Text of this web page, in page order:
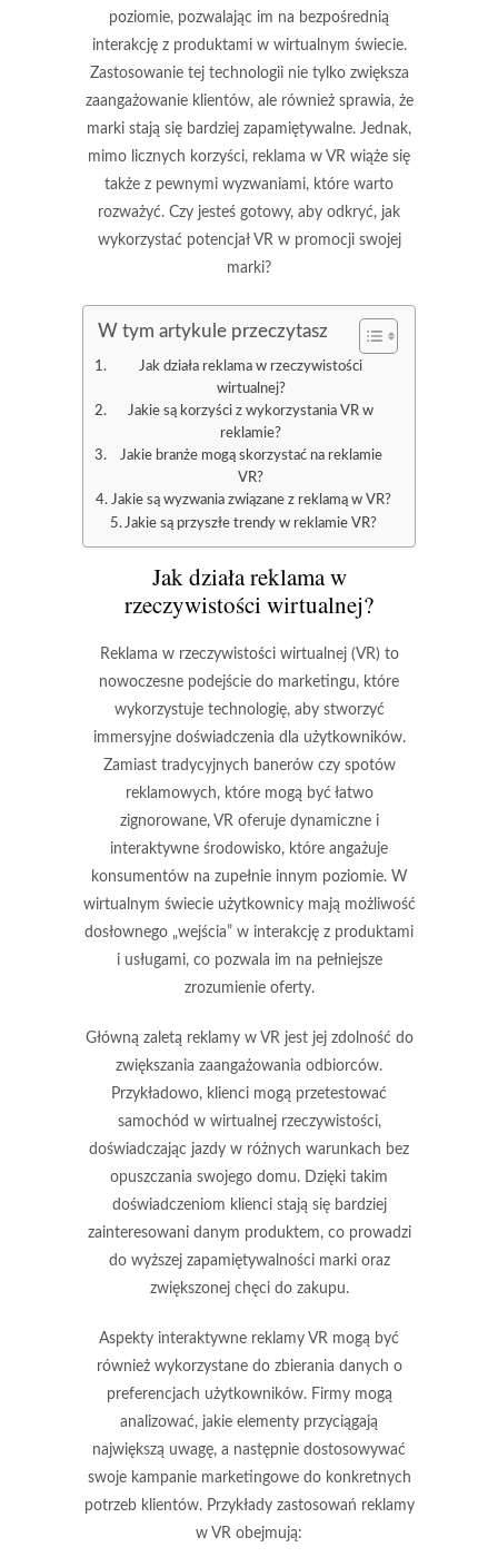
poziomie, pozwalając im na bezpośrednią
interakcję z produktami w wirtualnym świecie.
Zastosowanie tej technologii nie tylko zwiększa
zaangażowanie klientów, ale również sprawia, że
marki stają się bardziej zapamiętywalne. Jednak,
mimo licznych korzyści, reklama w VR wiąże się
także z pewnymi wyzwaniami, które warto
rozważyć. Czy jesteś gotowy, aby odkryć, jak
wykorzystać potencjał VR w promocji swojej
marki?
W tym artykule przeczytasz
Jak działa reklama w rzeczywistości
wirtualnej?
Jakie są korzyści z wykorzystania VR w
reklamie?
Jakie branże mogą skorzystać na reklamie
VR?
Jakie są wyzwania związane z reklamą w VR?
Jakie są przyszłe trendy w reklamie VR?
Jak działa reklama w
rzeczywistości wirtualnej?
Reklama w rzeczywistości wirtualnej (VR) to
nowoczesne podejście do marketingu, które
wykorzystuje technologię, aby stworzyć
immersyjne doświadczenia dla użytkowników.
Zamiast tradycyjnych banerów czy spotów
reklamowych, które mogą być łatwo
zignorowane, VR oferuje dynamiczne i
interaktywne środowisko, które angażuje
konsumentów na zupełnie innym poziomie. W
wirtualnym świecie użytkownicy mają możliwość
dosłownego „wejścia” w interakcję z produktami
i usługami, co pozwala im na pełniejsze
zrozumienie oferty.
Główną zaletą reklamy w VR jest jej zdolność do
zwiększania zaangażowania odbiorców.
Przykładowo, klienci mogą przetestować
samochód w wirtualnej rzeczywistości,
doświadczając jazdy w różnych warunkach bez
opuszczania swojego domu. Dzięki takim
doświadczeniom klienci stają się bardziej
zainteresowani danym produktem, co prowadzi
do wyższej zapamiętywalności markioraz
zwiększonej chęci do zakupu.
Aspekty interaktywne reklamy VR mogą być
również wykorzystane do zbierania danych o
preferencjach użytkowników. Firmy mogą
analizować, jakie elementy przyciągają
największą uwagę, a następnie dostosowywać
swoje kampanie marketingowe do konkretnych
potrzeb klientów. Przykłady zastosowań reklamy
w VR obejmują: